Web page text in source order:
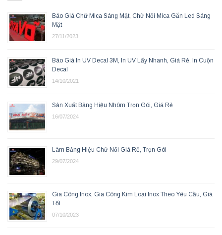
Báo Giá Chữ Mica Sáng Mặt, Chữ Nổi Mica Gắn Led Sáng
Mặt
27/11/2023
Báo Giá In UV Decal 3M, In UV Lấy Nhanh, Giá Rẻ, In Cuộn
Decal
14/10/2021
Sản Xuất Bảng Hiệu Nhôm Trọn Gói, Giá Rẻ
16/07/2024
Làm Bảng Hiệu Chữ Nổi Giá Rẻ, Trọn Gói
29/07/2024
Gia Công Inox, Gia Công Kim Loại Inox Theo Yêu Cầu, Giá
Tốt
07/10/2023